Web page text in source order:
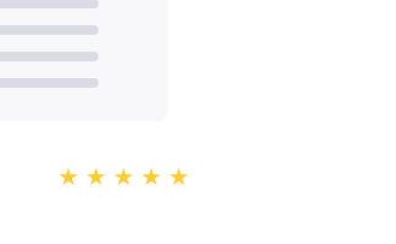
★ ★ ★ ★ ★